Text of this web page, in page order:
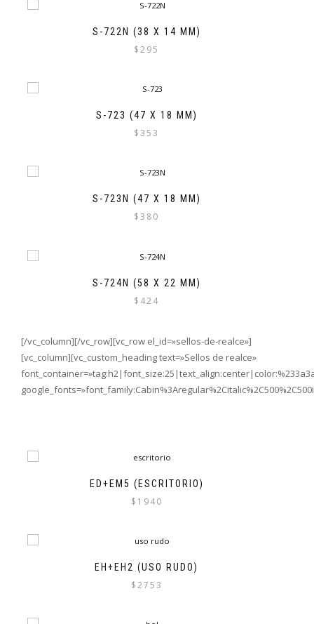
S-722N (38 X 14 MM)
$295
S-723 (47 X 18 MM)
$353
S-723N (47 X 18 MM)
$380
S-724N (58 X 22 MM)
$ 424
[/vc_column][/vc_row][vc_row el_id=»sellos-de-realce»]
[vc_column][vc_custom_heading text=»Sellos de realce»
ED+EM5 (ESCRITORIO)
$ 1940
EH+EH2 (USO RUDO)
$2753